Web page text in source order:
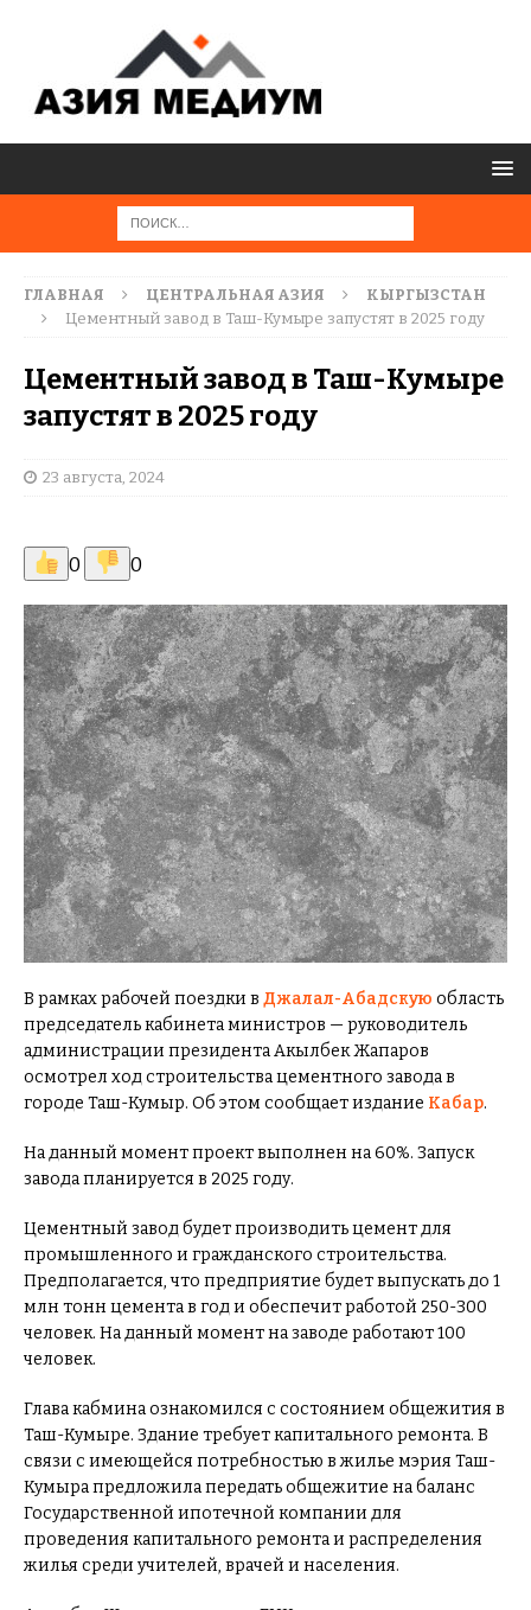
ГЛАВНАЯ ЦЕНТРАЛЬНАЯ АЗИЯ
КЫРГЫЗСТАН
Цементный завод в Таш-Кумыре запустят в 2025 году
Цементный завод в Таш-Кумыре
запустят в 2025 году
23 августа, 2024
0 0
В рамках рабочей поездки в Джалал-Абадскую область
председатель кабинета министров — руководитель
администрации президента Акылбек Жапаров
осмотрел ход строительства цементного завода в
городе Таш-Кумыр. Об этом сообщает издание Кабар.
На данный момент проект выполнен на 60%. Запуск
завода планируется в 2025 году.
Цементный завод будет производить цемент для
промышленного и гражданского строительства.
Предполагается, что предприятие будет выпускать до 1
млн тонн цемента в год и обеспечит работой 250-300
человек. На данный момент на заводе работают 100
человек.
Глава кабмина ознакомился с состоянием общежития в
Таш-Кумыре. Здание требует капитального ремонта. В
связи с имеющейся потребностью в жилье мэрия Таш-
Кумыра предложила передать общежитие на баланс
Государственной ипотечной компании для
проведения капитального ремонта и распределения
жилья среди учителей, врачей и населения.